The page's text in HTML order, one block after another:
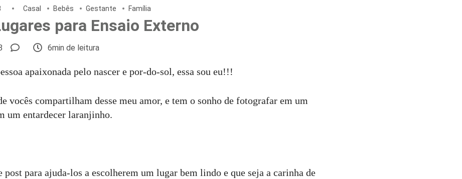
Casal Bebês Gestante Família
para Ensaio Externo
6min de leitura
apaixonada pelo nascer e por-do-sol, essa sou eu!!!
vocês compartilham desse meu amor, e tem o sonho de fotografar em um
um entardecer laranjinho.
post para ajuda-los a escolherem um lugar bem lindo e que seja a carinha de